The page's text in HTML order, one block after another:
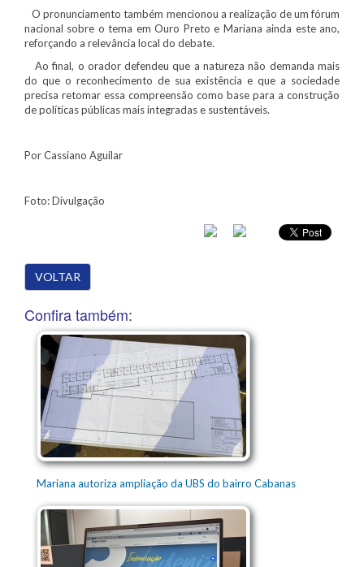
O pronunciamento também mencionou a realização de um fórum
nacional sobre o tema em Ouro Preto e Mariana ainda este ano,
reforçando a relevância local do debate.
Ao final, o orador defendeu que a natureza não demanda mais
do que o reconhecimento de sua existência e que a sociedade
precisa retomar essa compreensão como base para a construção
de políticas públicas mais integradas e sustentáveis.
Por Cassiano Aguilar
Foto: Divulgação
VOLTAR
Confira também:
Mariana autoriza ampliação da UBS do bairro Cabanas